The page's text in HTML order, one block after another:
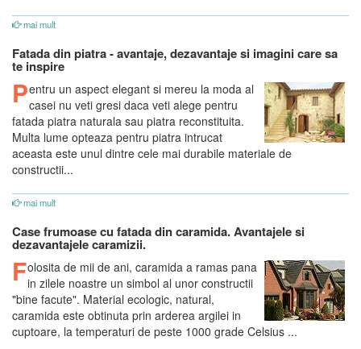
mai mult
Fatada din piatra - avantaje, dezavantaje si imagini care sa
te inspire
Pentru un aspect elegant si mereu la moda al
casei nu veti gresi daca veti alege pentru
fatada piatra naturala sau piatra reconstituita.
Multa lume opteaza pentru piatra intrucat
aceasta este unul dintre cele mai durabile materiale de
constructii...
mai mult
Case frumoase cu fatada din caramida. Avantajele si
dezavantajele caramizii.
Folosita de mii de ani, caramida a ramas pana
in zilele noastre un simbol al unor constructii
"bine facute". Material ecologic, natural,
caramida este obtinuta prin arderea argilei in
cuptoare, la temperaturi de peste 1000 grade Celsius ...